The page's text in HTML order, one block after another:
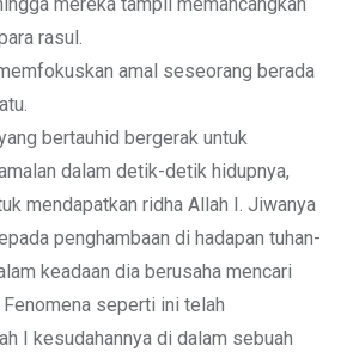
rasul.
amal seseorang berada
bertauhid bergerak untuk
dalam detik-detik hidupnya,
mendapatkan ridha Allah I. Jiwanya
penghambaan di hadapan tuhan-
keadaan dia berusaha mencari
seperti ini telah
I kesudahannya di dalam sebuah